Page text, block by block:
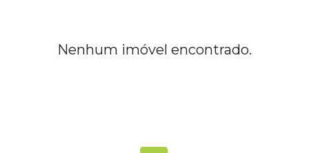
Nenhum imóvel encontrado.